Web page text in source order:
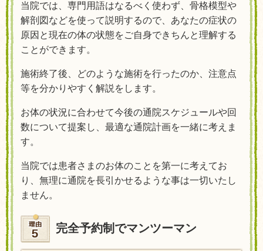
当院では、専門用語はなるべく使わず、骨格模型や
解剖図などを使って説明するので、あなたの症状の
原因と現在の体の状態をご自身できちんと理解する
ことができます。
施術終了後、どのような施術を行ったのか、注意点
等を分かりやすく解説をします。
お体の状況に合わせて今後の通院スケジュールや回
数について提案し、最適な通院計画を一緒に考えま
す。
当院では患者さまのお体のことを第一に考えてお
り、無理に通院を長引かせるような事は一切いたし
ません。
完全予約制でマンツーマン